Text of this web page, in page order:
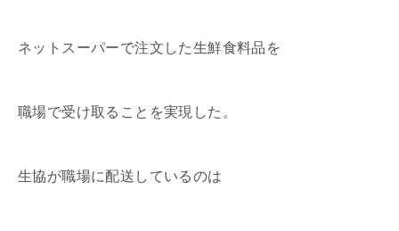
ネットスーパーで注文した生鮮食料品を
職場で受け取ることを実現した。
生協が職場に配送しているのは